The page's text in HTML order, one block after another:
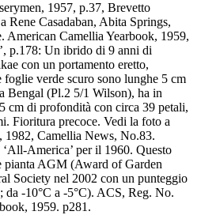
1957, p.37, Brevetto
Rene Casadaban, Abita Springs,
American Camellia Yearbook, 1959,
p.178: Un ibrido di 9 anni di
con un portamento eretto,
foglie verde scuro sono lunghe 5 cm
Bengal (Pl.2 5/1 Wilson), ha in
cm di profondità con circa 39 petali,
Fioritura precoce. Vedi la foto a
Camellia News, No.83.
America’ per il 1960. Questo
pianta AGM (Award of Garden
Society nel 2002 con un punteggio
da -10°C a -5°C). ACS, Reg. No.
1959. p281.